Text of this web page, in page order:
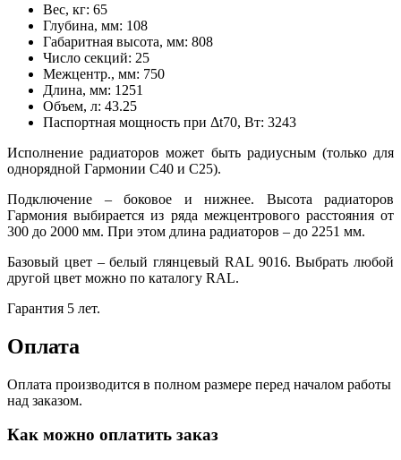
Вес, кг: 65
Глубина, мм: 108
Габаритная высота, мм: 808
Число секций: 25
Межцентр., мм: 750
Длина, мм: 1251
Объем, л: 43.25
Паспортная мощность при Δt70, Вт: 3243
Исполнение радиаторов может быть радиусным (только для
однорядной Гармонии С40 и С25).
Подключение – боковое и нижнее. Высота радиаторов
Гармония выбирается из ряда межцентрового расстояния от
300 до 2000 мм. При этом длина радиаторов – до 2251 мм.
Базовый цвет – белый глянцевый RAL 9016. Выбрать любой
другой цвет можно по каталогу RAL.
Гарантия 5 лет.
Оплата
Оплата производится в полном размере перед началом работы
над заказом.
Как можно оплатить заказ